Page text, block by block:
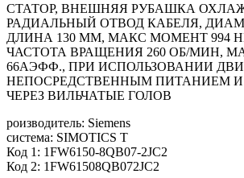
СТАТОР, ВНЕШНЯЯ РУБАШКА
РАДИАЛЬНЫЙ ОТВОД КАБЕЛЯ,
ДЛИНА 130 ММ, МАКС МОМЕНТ 994
ЧАСТОТА ВРАЩЕНИЯ 260 ОБ/МИН,
66АЭФФ., ПРИ ИСПОЛЬЗОВАНИИ
НЕПОСРЕДСТВЕННЫМ ПИТАНИЕМ
ЧЕРЕЗ ВИЛЬЧАТЫЕ ГОЛОВ
роизводитель: Siemens
система: SIMOTICS T
Код 1: 1FW6150-8QB07-2JC2
Код 2: 1FW61508QB072JC2